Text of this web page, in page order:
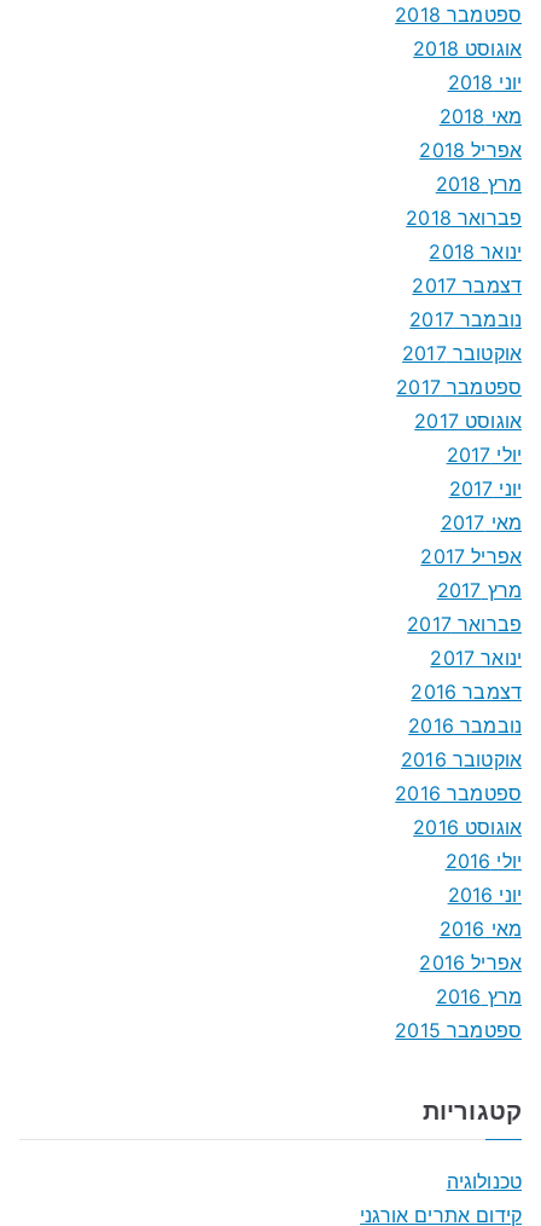
ספטמבר 2018
אוגוסט 2018
יוני 2018
מאי 2018
אפריל 2018
מרץ 2018
פברואר 2018
ינואר 2018
דצמבר 2017
נובמבר 2017
אוקטובר 2017
ספטמבר 2017
אוגוסט 2017
יולי 2017
יוני 2017
מאי 2017
אפריל 2017
מרץ 2017
פברואר 2017
ינואר 2017
דצמבר 2016
נובמבר 2016
אוקטובר 2016
ספטמבר 2016
אוגוסט 2016
יולי 2016
יוני 2016
מאי 2016
אפריל 2016
מרץ 2016
ספטמבר 2015
קטגוריות
טכנולוגיה
קידום אתרים אורגני